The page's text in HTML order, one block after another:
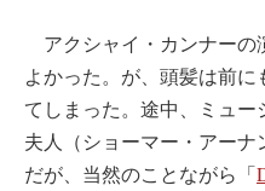
アクシャイ・カンナーの
よかった。が、頭髪は前
てしまった。途中、ミュ
夫人（ショーマー・アー
だが、当然のことながら「